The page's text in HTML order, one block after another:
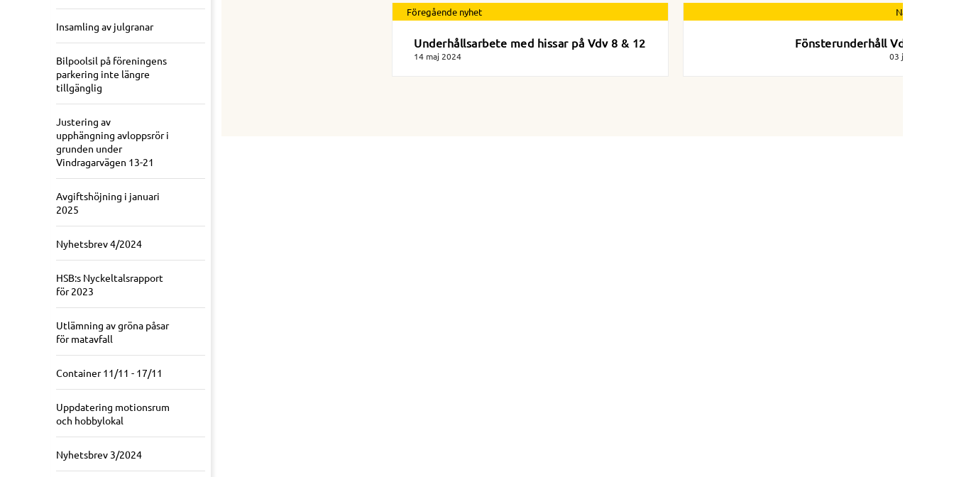
Insamling av julgranar
Bilpoolsil på föreningens
parkering inte längre
tillgänglig
Justering av
upphängning avloppsrör i
grunden under
Vindragarvägen 13-21
Avgiftshöjning i januari
2025
Nyhetsbrev 4/2024
HSB:s Nyckeltalsrapport
för 2023
Utlämning av gröna påsar
för matavfall
Container 11/11 - 17/11
Uppdatering motionsrum
och hobbylokal
Nyhetsbrev 3/2024
Föregående nyhet
Underhållsarbete med hissar på Vdv 8 & 12
14 maj 2024
Nästa nyhet
Fönsterunderhåll Vdv 7-23
03 juni 2024